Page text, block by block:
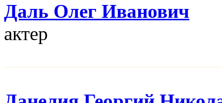
Даль Олег Иванович
актер